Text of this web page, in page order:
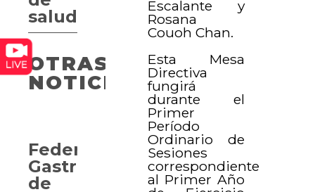
Escalante y
Rosana
Couoh Chan.
Esta Mesa
Directiva
fungirá
durante el
Primer
Período
Ordinario de
Sesiones
correspondiente
al Primer Año
salud
OTRAS
NOTICIAS
Federación
Gastronómica
de